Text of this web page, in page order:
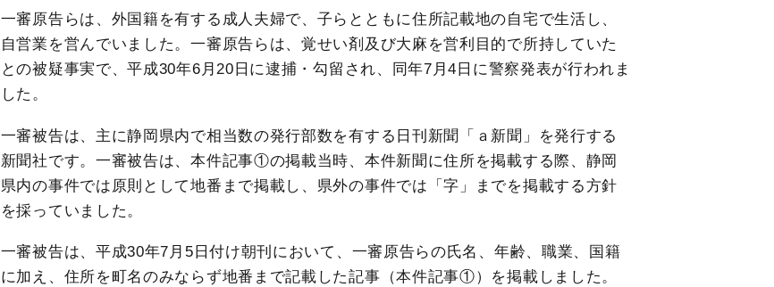
一審原告らは、外国籍を有する成人夫婦で、子らとともに住所記載地の自宅で生活し、
自営業を営んでいました。一審原告らは、覚せい剤及び大麻を営利目的で所持していた
との被疑事実で、平成30年6月20日に逮捕・勾留され、同年7月4日に警察発表が行われま
した。
一審被告は、主に静岡県内で相当数の発行部数を有する日刊新聞「ａ新聞」を発行する
新聞社です。一審被告は、本件記事①の掲載当時、本件新聞に住所を掲載する際、静岡
県内の事件では原則として地番まで掲載し、県外の事件では「字」までを掲載する方針
を採っていました。
一審被告は、平成30年7月5日付け朝刊において、一審原告らの氏名、年齢、職業、国籍
に加え、住所を町名のみならず地番まで記載した記事（本件記事①）を掲載しました。